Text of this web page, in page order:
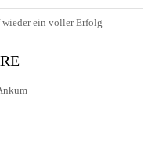
ein voller Erfolg